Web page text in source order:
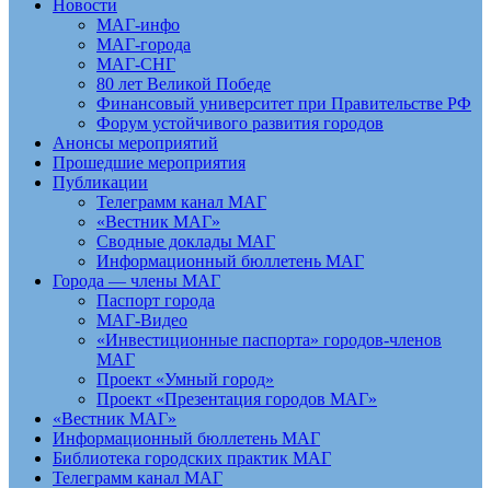
Новости
МАГ-инфо
МАГ-города
МАГ-СНГ
80 лет Великой Победе
Финансовый университет при Правительстве РФ
Форум устойчивого развития городов
Анонсы мероприятий
Прошедшие мероприятия
Публикации
Телеграмм канал МАГ
«Вестник МАГ»
Сводные доклады МАГ
Информационный бюллетень МАГ
Города — члены МАГ
Паспорт города
МАГ-Видео
«Инвестиционные паспорта» городов-членов
МАГ
Проект «Умный город»
Проект «Презентация городов МАГ»
«Вестник МАГ»
Информационный бюллетень МАГ
Библиотека городских практик МАГ
Телеграмм канал МАГ